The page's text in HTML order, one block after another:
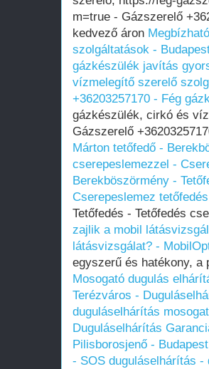
m=true - Gázszerelő
kedvező áron
szolgáltatások -
gázkészülék javítás
vízmelegítő szerelő
+36203257170 - Fég
gázkészülék, cirkó és
Gázszerelő
Márton tetőfedő -
cserepeslemezzel -
Berekböszörmény -
Cserepeslemez tetőfedés
Tetőfedés - Tetőfedés
zajlik a mobil
látásvizsgálat? -
egyszerű és hatékony, a
Mosogató dugulás
Terézváros -
duguláselhárítás
Duguláselhárítás
Pilisborosjenő -
- SOS duguláselhárítás -